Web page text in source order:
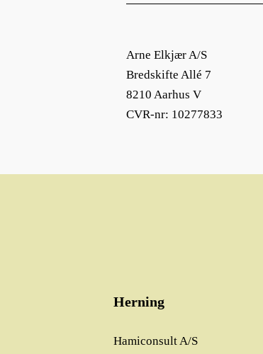
Arne Elkjær A/S
Bredskifte Allé 7
8210 Aarhus V
CVR-nr: 10277833
Herning
Hamiconsult A/S